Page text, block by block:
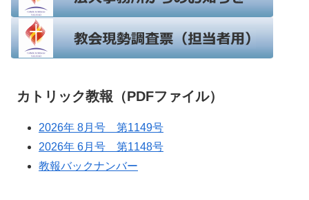
カトリック教報（PDFファイル）
2026年 8月号 第1149号
2026年 6月号 第1148号
教報バックナンバー